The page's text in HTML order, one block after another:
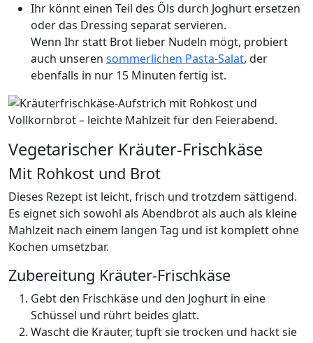
Ihr könnt einen Teil des Öls durch Joghurt ersetzen
oder das Dressing separat servieren.
Wenn Ihr statt Brot lieber Nudeln mögt, probiert
auch unseren sommerlichen Pasta-Salat, der
ebenfalls in nur 15 Minuten fertig ist.
Vegetarischer Kräuter-Frischkäse
Mit Rohkost und Brot
Dieses Rezept ist leicht, frisch und trotzdem sättigend.
Es eignet sich sowohl als Abendbrot als auch als kleine
Mahlzeit nach einem langen Tag und ist komplett ohne
Kochen umsetzbar.
Zubereitung Kräuter-Frischkäse
Gebt den Frischkäse und den Joghurt in eine
Schüssel und rührt beides glatt.
Wascht die Kräuter, tupft sie trocken und hackt sie